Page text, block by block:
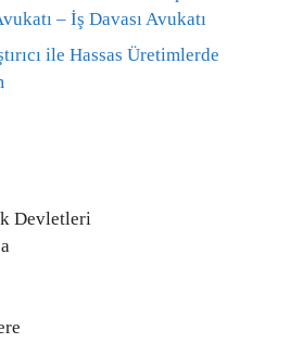
– İş Davası Avukatı
ile Hassas Üretimlerde
Devletleri